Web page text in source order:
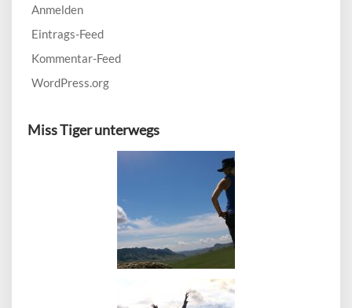
Anmelden
Eintrags-Feed
Kommentar-Feed
WordPress.org
Miss Tiger unterwegs